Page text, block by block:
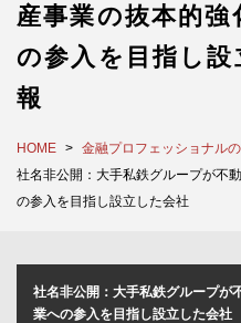
産事業の抜本的
の参入を目指し
報
HOME
金融プロフェッショナル
社名非公開：大手私鉄グループが不
の参入を目指し設立した会社
社名非公開：大手私鉄グループが
業への参入を目指し設立した会社